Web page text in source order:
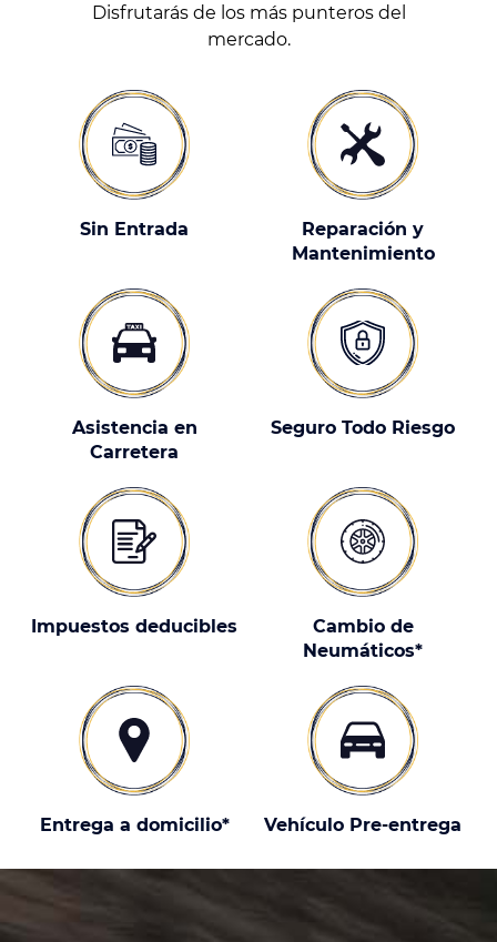
Disfrutarás de los más punteros del
mercado.
Sin Entrada
Reparación y
Mantenimiento
Asistencia en
Carretera
Seguro Todo Riesgo
Impuestos deducibles
Cambio de
Neumáticos*
Entrega a domicilio* Vehículo Pre-entrega